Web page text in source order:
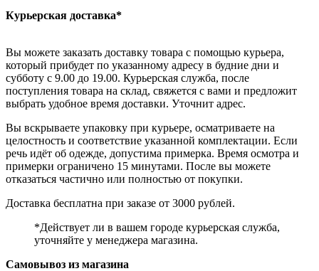
Курьерская доставка*
Вы можете заказать доставку товара с помощью курьера,
который прибудет по указанному адресу в будние дни и
субботу с 9.00 до 19.00. Курьерская служба, после
поступления товара на склад, свяжется с вами и предложит
выбрать удобное время доставки. Уточнит адрес.
Вы вскрываете упаковку при курьере, осматриваете на
целостность и соответствие указанной комплектации. Если
речь идёт об одежде, допустима примерка. Время осмотра и
примерки ограничено 15 минутами. После вы можете
отказаться частично или полностью от покупки.
Доставка бесплатна при заказе от 3000 рублей.
*Действует ли в вашем городе курьерская служба,
уточняйте у менеджера магазина.
Самовывоз из магазина